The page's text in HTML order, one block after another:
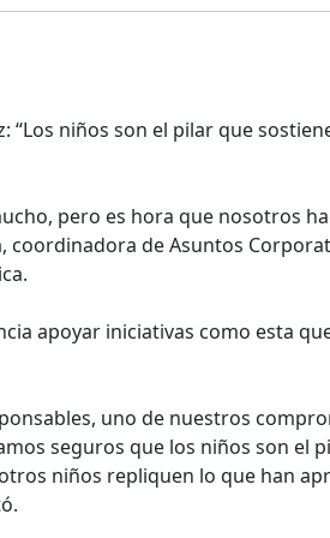
“Los niños son el pilar que
pero es hora que nosotros
coordinadora de Asuntos
apoyar iniciativas como esta
uno de nuestros
seguros que los niños son el
niños repliquen lo que han